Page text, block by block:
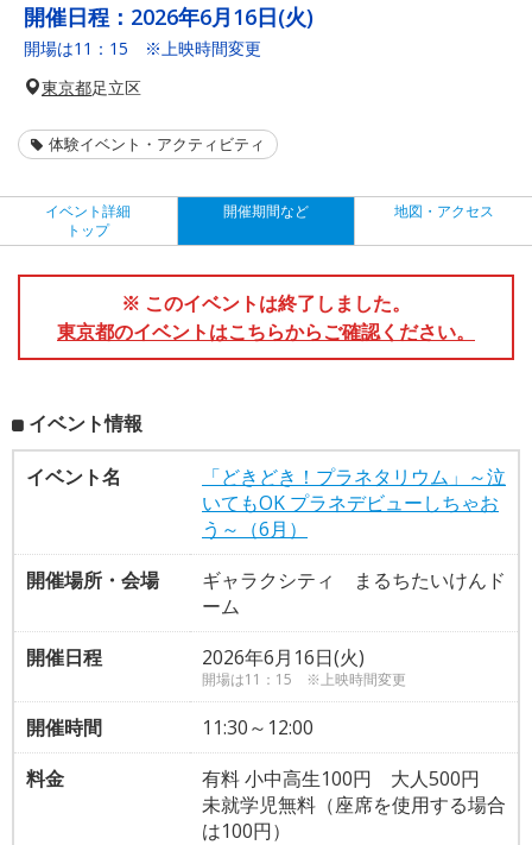
開催日程： 2026年6月16日(火)
開場は11：15 ※上映時間変更
東京都足立区
体験イベント・アクティビティ
イベント詳細
トップ
開催期間など 地図・アクセス
※ このイベントは終了しました。
東京都のイベントはこちらからご確認ください。
イベント情報
イベント名
「どきどき！プラネタリウム」～泣
いてもOK プラネデビューしちゃお
う～（6月）
開催場所・会場
ギャラクシティ まるちたいけんド
ーム
開催日程
2026年6月16日(火)
開場は11：15 ※上映時間変更
開催時間
11:30～12:00
料金
有料 小中高生100円 大人500円
未就学児無料（座席を使用する場合
は100円）